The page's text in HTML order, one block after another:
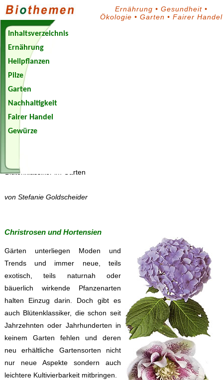
Ernährung • Gesundheit•
Ökologie • Garten • Fairer Handel
Inhaltsverzeichnis
Ernährung
Heilpflanzen
Pilze
Garten
Nachhaltigkeit
Fairer Handel
Gewürze
Blütenklassiker im Garten
von Stefanie Goldscheider
Christrosen und Hortensien
Gärten unterliegen Moden und
Trends und immer neue, teils
exotisch, teils naturnah oder
bäuerlich wirkende Pfanzenarten
halten Einzug darin. Doch gibt es
auch Blütenklassiker, die schon seit
Jahrzehnten oder Jahrhunderten in
keinem Garten fehlen und deren
neu erhältliche Gartensorten nicht
nur neue Aspekte sondern auch
leichtere Kultivierbarkeit mitbringen.